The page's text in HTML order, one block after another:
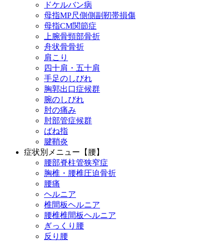
ドケルバン病
母指MP尺側側副靭帯損傷
母指CM関節症
上腕骨頸部骨折
舟状骨骨折
肩こり
四十肩・五十肩
手足のしびれ
胸郭出口症候群
腕のしびれ
肘の痛み
肘部管症候群
ばね指
腱鞘炎
症状別メニュー【腰】
腰部脊柱管狭窄症
胸椎・腰椎圧迫骨折
腰痛
ヘルニア
椎間板ヘルニア
腰椎椎間板ヘルニア
ぎっくり腰
反り腰